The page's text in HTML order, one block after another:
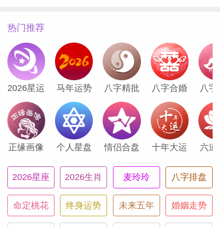
力的满月出现在你的家庭宫，为你的至亲挚
友以及你们共处的空间投射出有益的光芒。
周二将迎来重大的行星动态：开朗的木星将
在未来一年内进入你的社交宫，这将促进新
友谊的建立，并为你的创作生活带来新鲜的
灵感。周五，充满活力的火星与充满活力的
天王星在你的冒险宫合相，一条能帮你省时
省钱的消息可能会不期而至。
天蝎座
本周你的声誉将大放异彩。周一照亮你沟通
领域的璀璨满月，可能会加快你的步伐，并
热门推荐
2026星运 马年运势 八字精批 八字合婚 八
正缘画像 个人星盘 情侣合盘 十年大运 六道
2026星座 2026生肖 麦玲玲 八字排盘
命定桃花 终身运势 未来五年 婚姻走势